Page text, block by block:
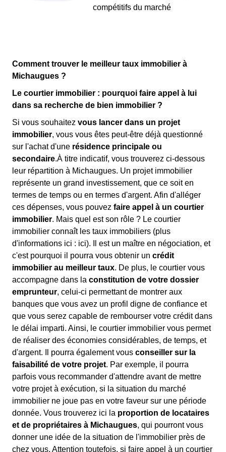
compétitifs du marché
Comment trouver le meilleur taux immobilier à
Michaugues ?
Le courtier immobilier : pourquoi faire appel à lui
dans sa recherche de bien immobilier ?
Si vous souhaitez vous lancer dans un projet
immobilier, vous vous êtes peut-être déjà questionné
sur l'achat d'une résidence principale ou
secondaire.À titre indicatif, vous trouverez ci-dessous
leur répartition à Michaugues. Un projet immobilier
représente un grand investissement, que ce soit en
termes de temps ou en termes d'argent. Afin d'alléger
ces dépenses, vous pouvez faire appel à un courtier
immobilier. Mais quel est son rôle ? Le courtier
immobilier connaît les taux immobiliers (plus
d'informations ici : ici). Il est un maître en négociation, et
c'est pourquoi il pourra vous obtenir un crédit
immobilier au meilleur taux. De plus, le courtier vous
accompagne dans la constitution de votre dossier
emprunteur, celui-ci permettant de montrer aux
banques que vous avez un profil digne de confiance et
que vous serez capable de rembourser votre crédit dans
le délai imparti. Ainsi, le courtier immobilier vous permet
de réaliser des économies considérables, de temps, et
d'argent. Il pourra également vous conseiller sur la
faisabilité de votre projet. Par exemple, il pourra
parfois vous recommander d'attendre avant de mettre
votre projet à exécution, si la situation du marché
immobilier ne joue pas en votre faveur sur une période
donnée. Vous trouverez ici la proportion de locataires
et de propriétaires à Michaugues, qui pourront vous
donner une idée de la situation de l'immobilier près de
chez vous. Attention toutefois, si faire appel à un courtier